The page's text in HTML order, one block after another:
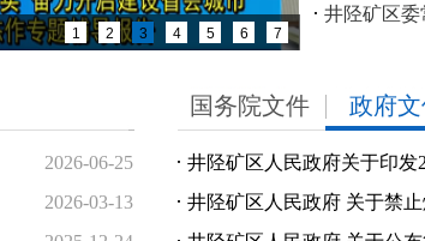
1 2 3 4 5 6 7
· 井陉矿区委
2026-06-25
2026-03-13
国务院文件 政府
· 井陉矿区人民政府关于印发
· 井陉矿区人民政府 关于禁